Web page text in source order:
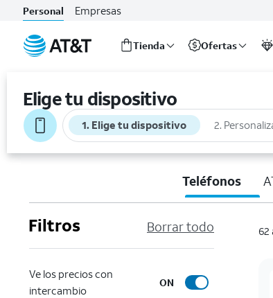
Personal Empresas
Tienda Ofertas
Elige tu dispositivo
1. Elige tu dispositivo 2.
Teléfonos
Filtros Borrar todo
Ve los precios con
intercambio
ON